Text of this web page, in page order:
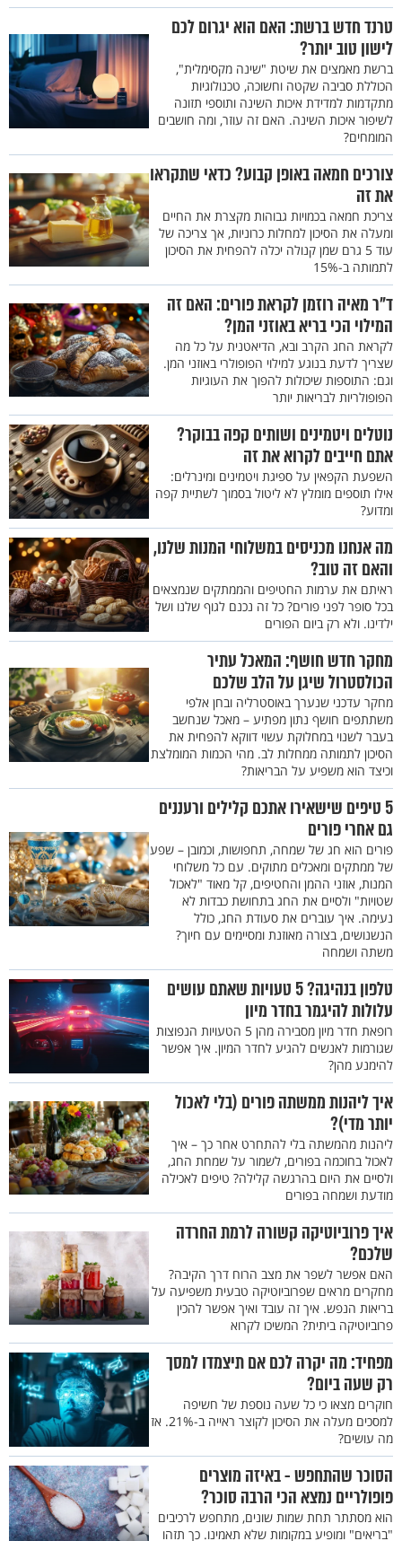
טרנד חדש ברשת: האם הוא יגרום לכם
לישון טוב יותר?
ברשת מאמצים את שיטת "שינה מקסימלית",
הכוללת סביבה שקטה וחשוכה, טכנולוגיות
מתקדמות למדידת איכות השינה ותוספי תזונה
לשיפור איכות השינה. האם זה עוזר, ומה חושבים
המומחים?
צורכים חמאה באופן קבוע? כדאי שתקראו
את זה
צריכת חמאה בכמויות גבוהות מקצרת את החיים
ומעלה את הסיכון למחלות כרוניות, אך צריכה של
עוד 5 גרם שמן קנולה יכלה להפחית את הסיכון
לתמותה ב-15%
ד"ר מאיה רוזמן לקראת פורים: האם זה
המילוי הכי בריא באוזני המן?
לקראת החג הקרב ובא, הדיאטנית על כל מה
שצריך לדעת בנוגע למילוי הפופולרי באוזני המן.
וגם: התוספות שיכולות להפוך את העוגיות
הפופולריות לבריאות יותר
נוטלים ויטמינים ושותים קפה בבוקר?
אתם חייבים לקרוא את זה
השפעת הקפאין על ספיגת ויטמינים ומינרלים:
אילו תוספים מומלץ לא ליטול בסמוך לשתיית קפה
ומדוע?
מה אנחנו מכניסים במשלוחי המנות שלנו,
והאם זה טוב?
ראיתם את ערמות החטיפים והממתקים שנמצאים
בכל סופר לפני פורים? כל זה נכנם לגוף שלנו ושל
ילדינו. ולא רק ביום הפורים
מחקר חדש חושף: המאכל עתיר
הכולסטרול שיגן על הלב שלכם
מחקר עדכני שנערך באוסטרליה ובחן אלפי
משתתפים חושף נתון מפתיע – מאכל שנחשב
בעבר לשנוי במחלוקת עשוי דווקא להפחית את
הסיכון לתמותה ממחלות לב. מהי הכמות המומלצת
וכיצד הוא משפיע על הבריאות?
5 טיפים שישאירו אתכם קלילים ורעננים
גם אחרי פורים
פורים הוא חג של שמחה, תחפושות, וכמובן – שפע
של ממתקים ומאכלים מתוקים. עם כל משלוחי
המנות, אוזני ההמן והחטיפים, קל מאוד "לאכול
שטויות" ולסיים את החג בתחושת כבדות לא
נעימה. איך עוברים את סעודת החג, כולל
הנשנושים, בצורה מאוזנת ומסיימים עם חיוך?
משתה ושמחה
טלפון בנהיגה? 5 טעויות שאתם עושים
עלולות להיגמר בחדר מיון
רופאת חדר מיון מסבירה מהן 5 הטעויות הנפוצות
שגורמות לאנשים להגיע לחדר המיון. איך אפשר
להימנע מהן?
איך ליהנות ממשתה פורים (בלי לאכול
יותר מדי)?
ליהנות מהמשתה בלי להתחרט אחר כך – איך
לאכול בחוכמה בפורים, לשמור על שמחת החג,
ולסיים את היום בהרגשה קלילה? טיפים לאכילה
מודעת ושמחה בפורים
איך פרוביוטיקה קשורה לרמת החרדה
שלכם?
האם אפשר לשפר את מצב הרוח דרך הקיבה?
מחקרים מראים שפרוביוטיקה טבעית משפיעה על
בריאות הנפש. איך זה עובד ואיך אפשר להכין
פרוביוטיקה ביתית? המשיכו לקרוא
מפחיד: מה יקרה לכם אם תיצמדו למסך
רק שעה ביום?
חוקרים מצאו כי כל שעה נוספת של חשיפה
למסכים מעלה את הסיכון לקוצר ראייה ב-21%. אז
מה עושים?
הסוכר שהתחפש - באיזה מוצרים
פופולריים נמצא הכי הרבה סוכר?
הוא מסתתר תחת שמות שונים, מתחפש לרכיבים
"בריאים" ומופיע במקומות שלא תאמינו. כך תזהו